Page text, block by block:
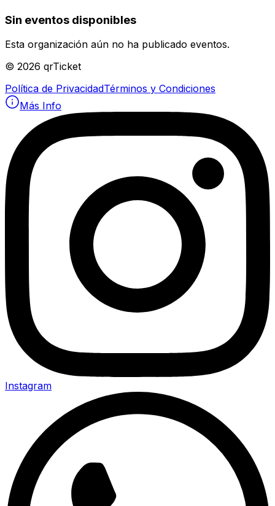
Sin eventos disponibles
Esta organización aún no ha publicado eventos.
© 2026 qrTicket
Política de PrivacidadTérminos y Condiciones
Más Info
Instagram